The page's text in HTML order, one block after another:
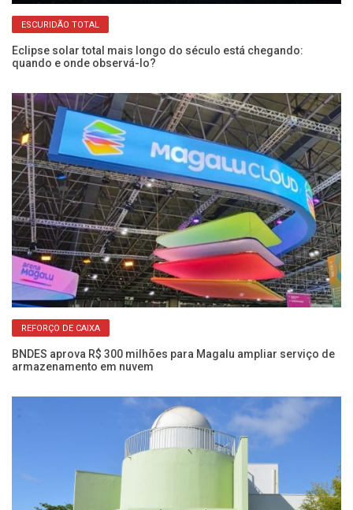
ESCURIDÃO TOTAL
Eclipse solar total mais longo do século está chegando:
quando e onde observá-lo?
REFORÇO DE CAIXA
BNDES aprova R$ 300 milhões para Magalu ampliar serviço de
armazenamento em nuvem